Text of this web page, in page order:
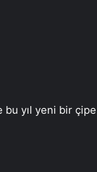
bu yıl yeni bir çipe